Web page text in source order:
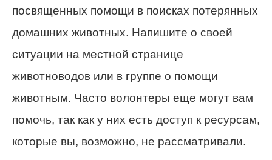
посвященных помощи в поисках потерянных
домашних животных. Напишите о своей
ситуации на местной странице
животноводов или в группе о помощи
животным. Часто волонтеры еще могут вам
помочь, так как у них есть доступ к ресурсам,
которые вы, возможно, не рассматривали.